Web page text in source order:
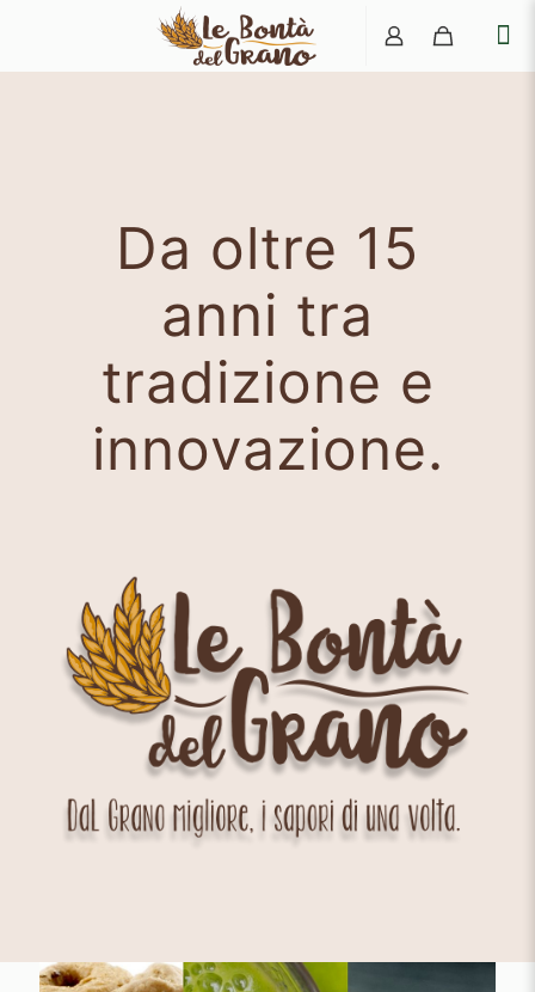
Da oltre 15
anni tra
tradizione e
innovazione.